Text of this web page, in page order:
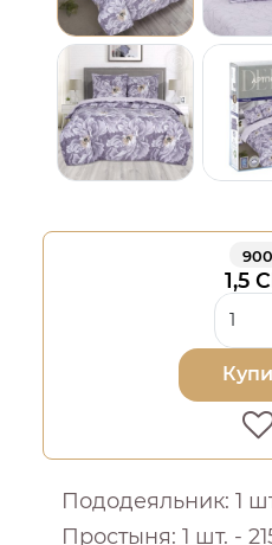
900
1,5
Пододеяльник: 1
Простыня: 1 шт. -